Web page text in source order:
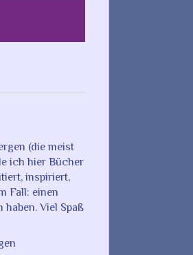
(die meist
ich hier Bücher
inspiriert,
Fall: einen
Viel Spaß